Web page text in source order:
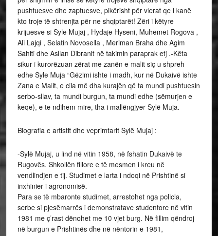
pushtuesve dhe zaptuesve, pikërisht për vlerat qe i kanë
kto troje të shtrenjta për ne shqiptarët! Zëri i këtyre
krijuesve si Syle Mujaj , Hydaje Hyseni, Muhemet Rogova ,
Ali Lajqi , Selatin Novosella , Meriman Braha dhe Agim
Sahiti dhe Asllan Dibranit në takimin paraprak etj .-Këta
sikur i kurorëzuan zërat me zanën e malit siç u shpreh
edhe Syle Muja “Gëzimi ishte i madh, kur në Dukaivë ishte
Zana e Malit, e cila më dha kurajën që ta mundi pushtuesin
serbo-sllav, ta mundi burgun, ta mundi edhe (sëmurjen e
keqe), e te ndihem mire, tha i mallëngjyer Sylë Muja.
Biografia e artistit dhe veprimtarit Sylë Mujaj :
-Sylë Mujaj, u lind në vitin 1958, në fshatin Dukaivë te
Rugovës. Shkollën fillore e të mesmen i kreu në
vendlindjen e tij. Studimet e larta i ndoqi në Prishtinë si
inxhinier i agronomisë.
Para se të mbaronte studimet, arrestohet nga policia,
serbe si pjesëmarrës i demonstratave studentore në vitin
1981 me ç’rast dënohet me 10 vjet burg. Në fillim qëndroj
në burgun e Prishtinës dhe në nëntorin e 1981,